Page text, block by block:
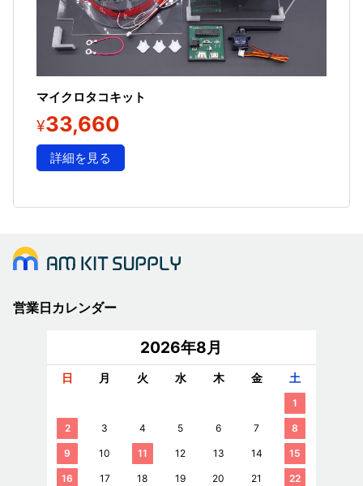
マイクロタコキット
¥33,660
詳細を見る
営業日カレンダー
2026年8月
日 月 火 水 木 金 土
1
2 3 4 5 6 7 8
9 10 11 12 13 14 15
16 17 18 19 20 21 22